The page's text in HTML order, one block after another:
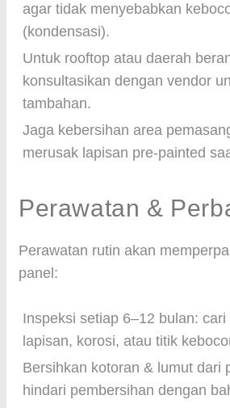
agar tidak menyebabkan
(kondensasi).
Untuk rooftop atau daerah
konsultasikan dengan vendor
tambahan.
Jaga kebersihan area
merusak lapisan pre-painted
Perawatan &
Perawatan rutin akan
panel:
Inspeksi setiap 6–12 bulan: cari
lapisan, korosi, atau titik
Bersihkan kotoran & lumut dari
hindari pembersihan dengan